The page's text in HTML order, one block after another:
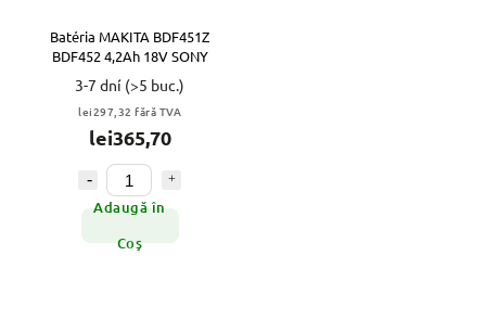
Batéria MAKITA BDF451Z
BDF452 4,2Ah 18V SONY
3-7 dní (>5 buc.)
lei297,32 fără TVA
lei365,70
Adaugă în
Coş